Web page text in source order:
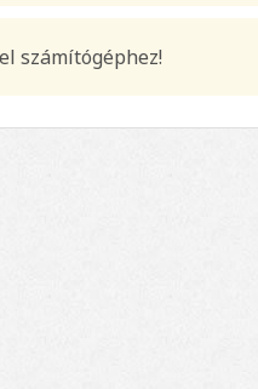
számítógéphez!